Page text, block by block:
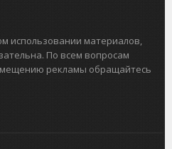
использовании материалов,
По всем вопросам
рекламы обращайтесь